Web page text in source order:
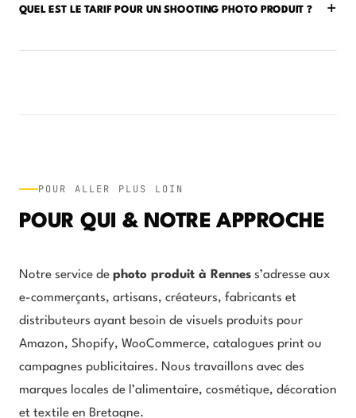
QUEL EST LE TARIF POUR UN SHOOTING PHOTO PRODUIT ? +
POUR ALLER PLUS LOIN
POUR QUI & NOTRE APPROCHE
Notre service de photo produit à Rennes s’adresse aux
e-commerçants, artisans, créateurs, fabricants et
distributeurs ayant besoin de visuels produits pour
Amazon, Shopify, WooCommerce, catalogues print ou
campagnes publicitaires. Nous travaillons avec des
marques locales de l’alimentaire, cosmétique, décoration
et textile en Bretagne.